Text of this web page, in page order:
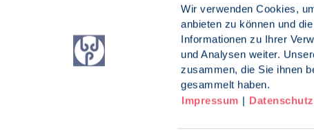
Wir verwenden Cookies,
anbieten zu können und
Informationen zu Ihrer
und Analysen weiter.
zusammen, die Sie ihnen
gesammelt haben.
Impressum | Datenschutz
Erkenntnisse der Psychologie kompetent und
umgesetzt werden. Darüber hinaus stärken wir
Psychologinnen und Psychologen in der
vertreten eigene berufspolitische Positionen in
Berufsverband Deutscher Psychologinnen und